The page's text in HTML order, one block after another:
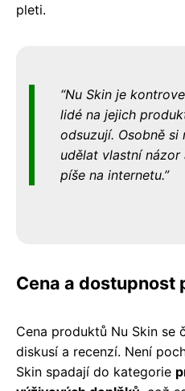
pleti.
Nu Skin je
lidé na jejich
odsuzují. Osobně
udělat vlastní názor
píše na internetu.
Cena a dostupnost
Cena produktů Nu Skin se
diskusí a recenzí. Není
Skin spadají do kategorie